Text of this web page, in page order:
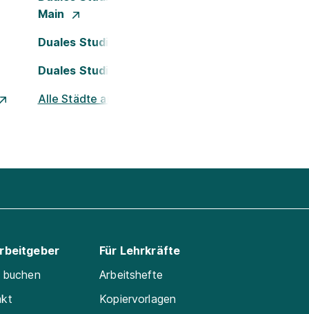
Main
Duales Studium Köln
Duales Studium Nürnberg
Alle Städte ansehen
Für Lehrkräfte
Arbeitshefte
Kopiervorlagen